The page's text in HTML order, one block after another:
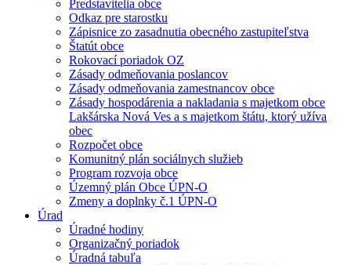
Predstavitelia obce
Odkaz pre starostku
Zápisnice zo zasadnutia obecného zastupiteľstva
Štatút obce
Rokovací poriadok OZ
Zásady odmeňovania poslancov
Zásady odmeňovania zamestnancov obce
Zásady hospodárenia a nakladania s majetkom obce
Lakšárska Nová Ves a s majetkom štátu, ktorý užíva
obec
Rozpočet obce
Komunitný plán sociálnych služieb
Program rozvoja obce
Územný plán Obce ÚPN-O
Zmeny a doplnky č.1 ÚPN-O
Úrad
Úradné hodiny
Organizačný poriadok
Úradná tabuľa